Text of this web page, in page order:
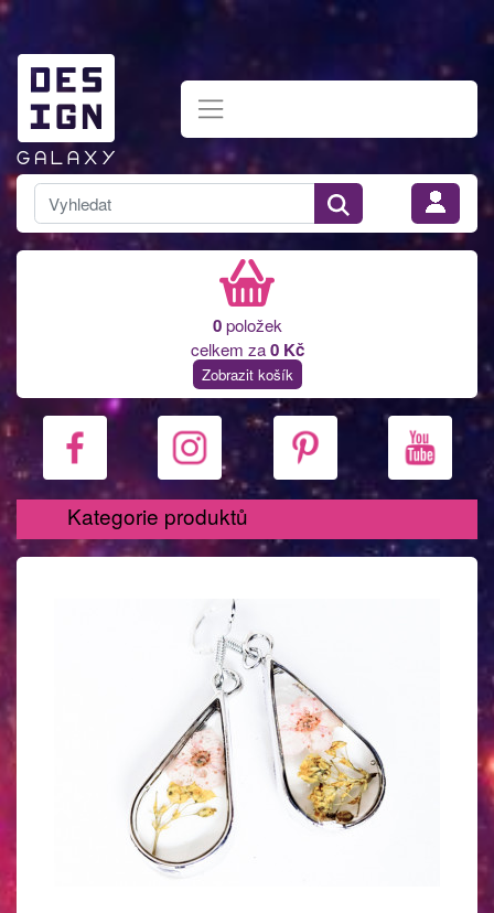
0položek
celkem za0 Kč
Zobrazit košík
Kategorie produktů